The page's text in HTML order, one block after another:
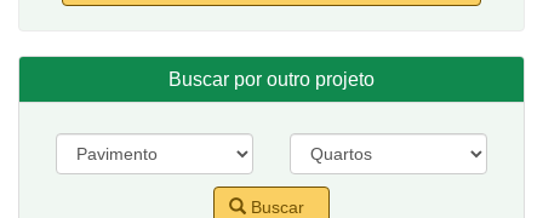
Buscar por outro projeto
Buscar